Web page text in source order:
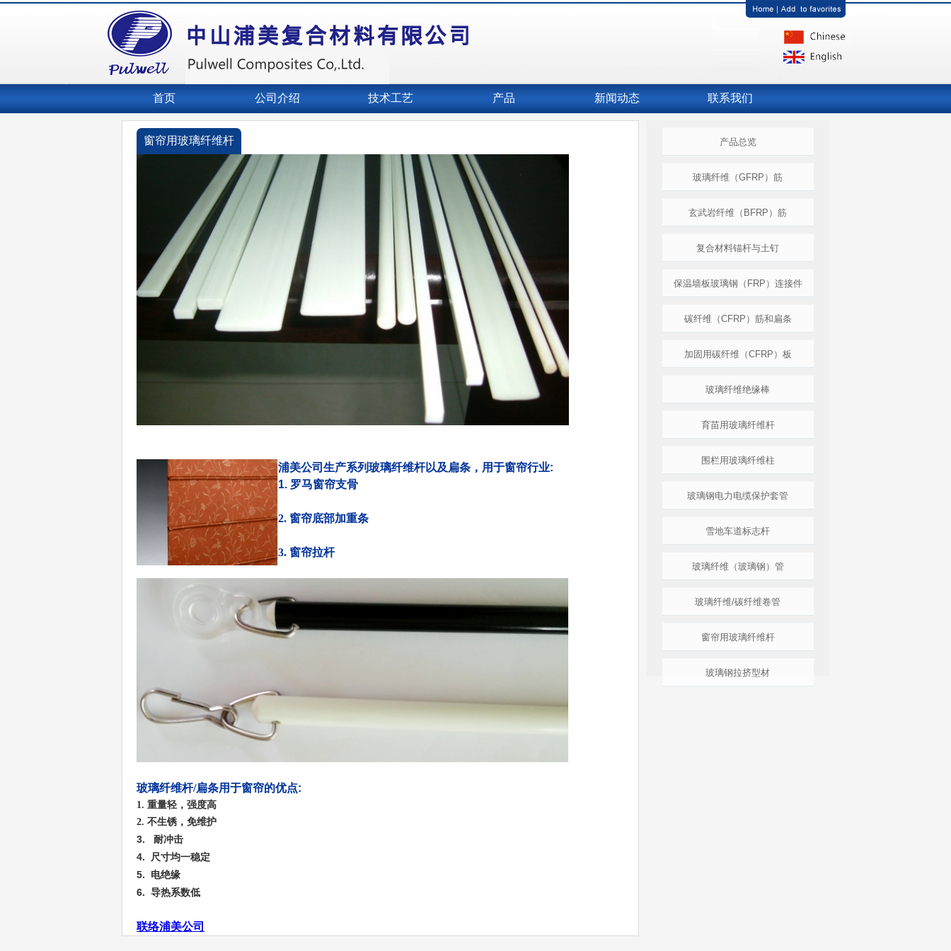
首页 公司介绍 技术工艺 产品 新闻动态 联系我们
窗帘用玻璃纤维杆
浦美公司生产系列玻璃纤维杆以及扁条，用于窗帘行业:
1. 罗马窗帘支骨
2. 窗帘底部加重条
3. 窗帘拉杆
玻璃纤维杆/扁条用于窗帘的优点:
1. 重量轻，强度高
2. 不生锈，免维护
3. 耐冲击
4. 尺寸均一稳定
5. 电绝缘
6. 导热系数低
联络浦美公司
产品总览
玻璃纤维（GFRP）筋
玄武岩纤维（BFRP）筋
复合材料锚杆与土钉
保温墙板玻璃钢（FRP）连接件
碳纤维（CFRP）筋和扁条
加固用碳纤维（CFRP）板
玻璃纤维绝缘棒
育苗用玻璃纤维杆
围栏用玻璃纤维柱
玻璃钢电力电缆保护套管
雪地车道标志杆
玻璃纤维（玻璃钢）管
玻璃纤维/碳纤维卷管
窗帘用玻璃纤维杆
玻璃钢拉挤型材